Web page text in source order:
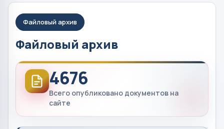
Файловый архив
Файловый архив
4676
Всего опубликовано документов на
сайте